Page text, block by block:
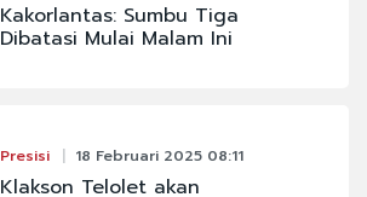
Kakorlantas: Sumbu Tiga
Dibatasi Mulai Malam Ini
Presisi 18 Februari 2025 08:11
Klakson Telolet akan